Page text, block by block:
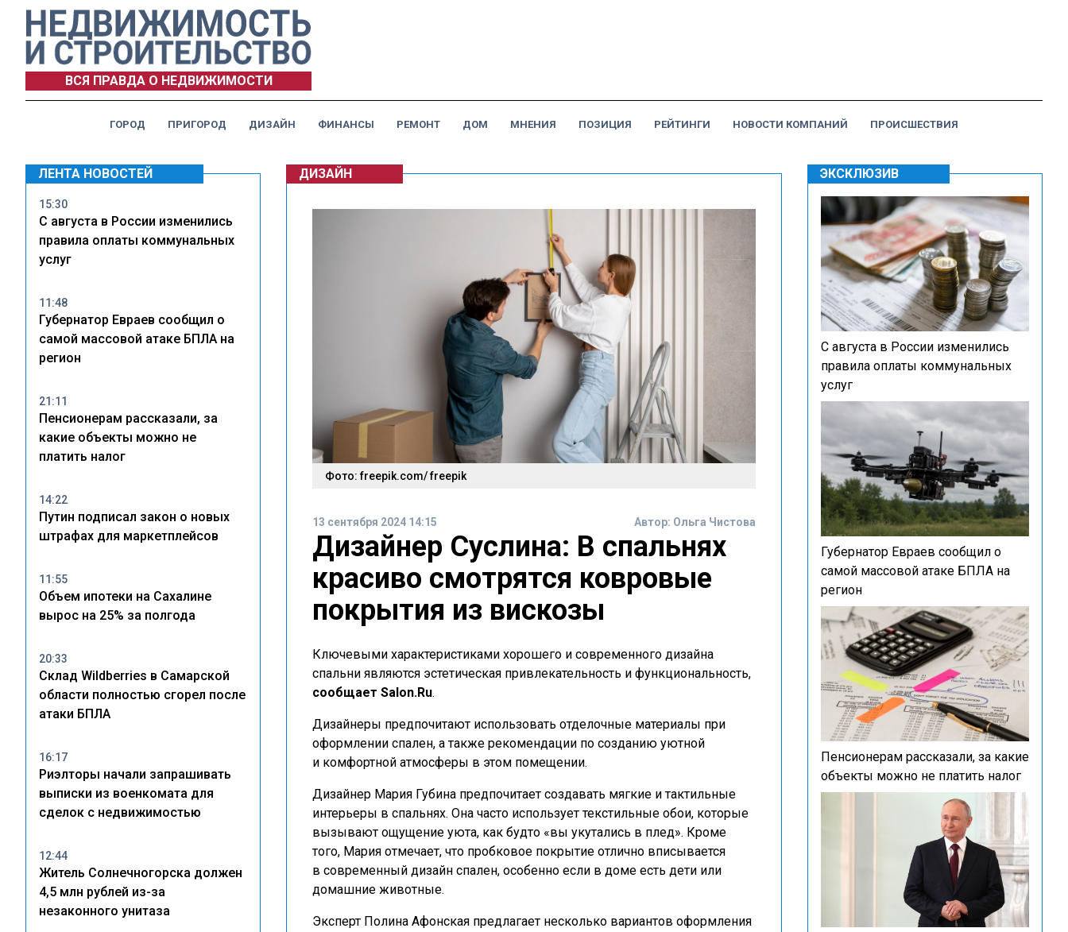
ВСЯ ПРАВДА О НЕДВИЖИМОСТИ
ГОРОД ПРИГОРОД ДИЗАЙН ФИНАНСЫ РЕМОНТ ДОМ МНЕНИЯ ПОЗИЦИЯ РЕЙТИНГИ НОВОСТИ КОМПАНИЙ ПРОИСШЕСТВИЯ
ЛЕНТА НОВОСТЕЙ
15:30
С августа в России изменились
правила оплаты коммунальных
услуг
11:48
Губернатор Евраев сообщил о
самой массовой атаке БПЛА на
регион
21:11
Пенсионерам рассказали, за
какие объекты можно не
платить налог
14:22
Путин подписал закон о новых
штрафах для маркетплейсов
11:55
Объем ипотеки на Сахалине
вырос на 25% за полгода
20:33
Склад Wildberries в Самарской
области полностью сгорел после
атаки БПЛА
16:17
Риэлторы начали запрашивать
выписки из военкомата для
сделок с недвижимостью
12:44
Житель Солнечногорска должен
4,5 млн рублей из-за
незаконного унитаза
ДИЗАЙН
Фото: freepik.com/ freepik
13 сентября 2024 14:15 Автор: Ольга Чистова
Дизайнер Суслина: В спальнях
красиво смотрятся ковровые
покрытия из вискозы
Ключевыми характеристиками хорошего и современного дизайна
спальни являются эстетическая привлекательность и функциональность,
сообщает Salon.Ru.
Дизайнеры предпочитают использовать отделочные материалы при
оформлении спален, а также рекомендации по созданию уютной
и комфортной атмосферы в этом помещении.
Дизайнер Мария Губина предпочитает создавать мягкие и тактильные
интерьеры в спальнях. Она часто использует текстильные обои, которые
вызывают ощущение уюта, как будто «вы укутались в плед». Кроме
того, Мария отмечает, что пробковое покрытие отлично вписывается
в современный дизайн спален, особенно если в доме есть дети или
домашние животные.
Эксперт Полина Афонская предлагает несколько вариантов оформления
ЭКСКЛЮЗИВ
С августа в России изменились
правила оплаты коммунальных
услуг
Губернатор Евраев сообщил о
самой массовой атаке БПЛА на
регион
Пенсионерам рассказали, за какие
объекты можно не платить налог